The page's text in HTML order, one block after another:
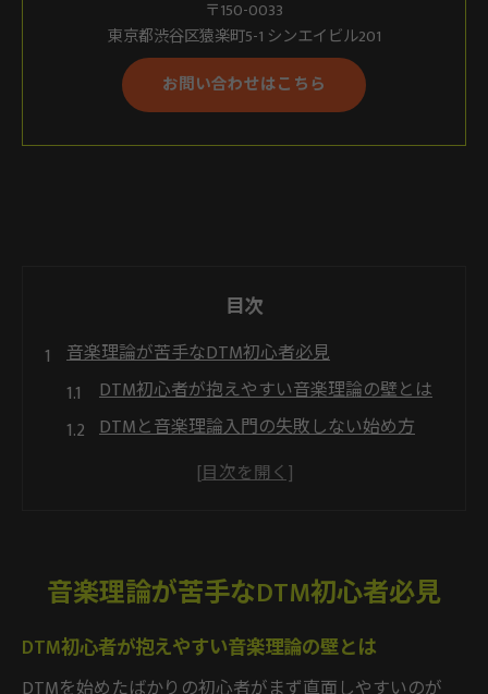
〒150-0033
東京都渋谷区猿楽町5-1 シンエイビル201
お問い合わせはこちら
目次
音楽理論が苦手なDTM初心者必見
DTM初心者が抱えやすい音楽理論の壁とは
DTMと音楽理論入門の失敗しない始め方
DTMで音楽理論が難しすぎると感じた時の
音楽理論本とDTM学習の相性を見極めるコ
ツ
DTMで活かす音楽理論の学び順とは
音楽理論をDTMで順序良く学ぶための基本
音楽理論が苦手なDTM初心者必見
DTM初心者が抱えやすい音楽理論の壁とは